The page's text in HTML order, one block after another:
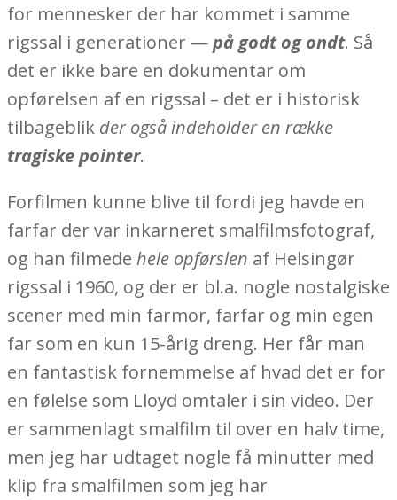
for mennesker der har kommet i samme
rigssal i generationer —på godt og ondt. Så
det er ikke bare en dokumentar om
opførelsen af en rigssal – det er i historisk
tilbageblik der også indeholder en række
tragiske pointer.
Forfilmen kunne blive til fordi jeg havde en
farfar der var inkarneret smalfilmsfotograf,
og han filmede hele opførslen af Helsingør
rigssal i 1960, og der er bl.a. nogle nostalgiske
scener med min farmor, farfar og min egen
far som en kun 15-årig dreng. Her får man
en fantastisk fornemmelse af hvad det er for
en følelse som Lloyd omtaler i sin video. Der
er sammenlagt smalfilm til over en halv time,
men jeg har udtaget nogle få minutter med
klip fra smalfilmen som jeg har